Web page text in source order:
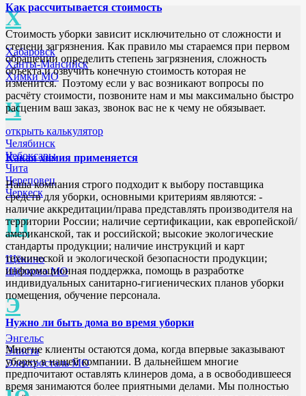
Х
Хабаровск
Ханты-Мансийск
Химки МО
Ч
Челябинск
Чебоксары
Чита
Череповец
Черкеск
Щ
Щёкино
Щёлково МО
Э
Энгельс
Элиста
Электросталь МО
Как рассчитывается стоимость
Стоимость уборки зависит исключительно от сложности и
степени загрязнения. Как правило мы стараемся при первом
обращении определить степень загрязнения, сложность
объекта и озвучить конечную стоимость которая не
изменится. Поэтому если у вас возникают вопросы по
расчёту стоимости, позвоните нам и мы максимально быстро
расценим ваш заказ, звонок вас не к чему не обязывает.
открыть калькулятор
Какая химия применяется
Наша компания строго подходит к выбору поставщика
средств для уборки, основными критериям являются: -
наличие аккредитации/права представлять производителя на
территории России; наличие сертификации, как европейской/
американской, так и российской; высокие экологические
стандарты продукции; наличие инструкций и карт
технической и экологической безопасности продукции;
информационная поддержка, помощь в разработке
индивидуальных санитарно-гигиенических планов уборки
помещения, обучение персонала.
Нужно ли быть дома во время уборки
Многие клиенты остаются дома, когда впервые заказывают
уборку в нашей компании. В дальнейшем многие
предпочитают оставлять клинеров дома, а в освободившееся
время занимаются более приятными делами. Мы полностью